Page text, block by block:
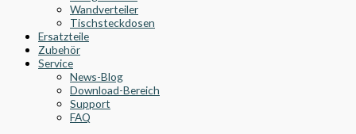
Wandverteiler
Tischsteckdosen
Ersatzteile
Zubehör
Service
News-Blog
Download-Bereich
Support
FAQ